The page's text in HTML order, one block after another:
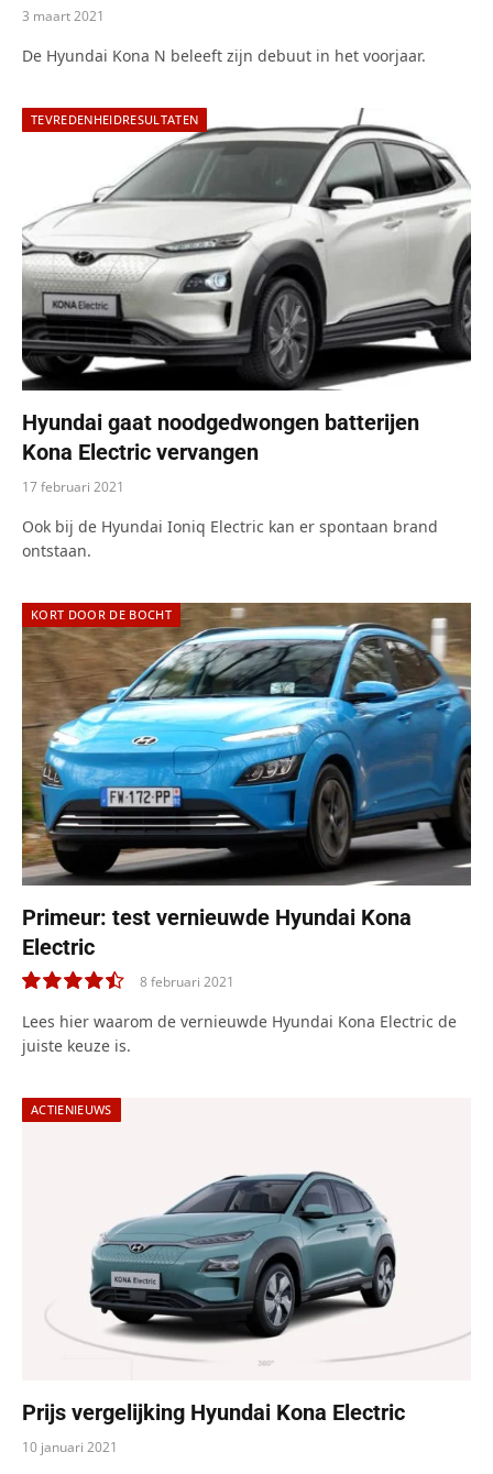
3 maart 2021
De Hyundai Kona N beleeft zijn debuut in het voorjaar.
TEVREDENHEIDRESULTATEN
Hyundai gaat noodgedwongen batterijen
Kona Electric vervangen
17 februari 2021
Ook bij de Hyundai Ioniq Electric kan er spontaan brand
ontstaan.
KORT DOOR DE BOCHT
Primeur: test vernieuwde Hyundai Kona
Electric
9.0
8 februari 2021
Lees hier waarom de vernieuwde Hyundai Kona Electric de
juiste keuze is.
ACTIENIEUWS
Prijs vergelijking Hyundai Kona Electric
10 januari 2021